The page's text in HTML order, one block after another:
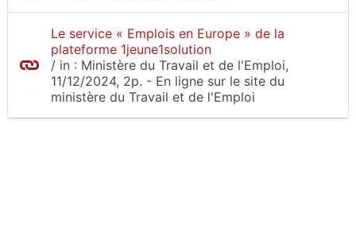
Le service « Emplois en Europe » de la
plateforme 1jeune1solution
/ in : Ministère du Travail et de l'Emploi,
11/12/2024, 2p. - En ligne sur le site du
ministère du Travail et de l'Emploi